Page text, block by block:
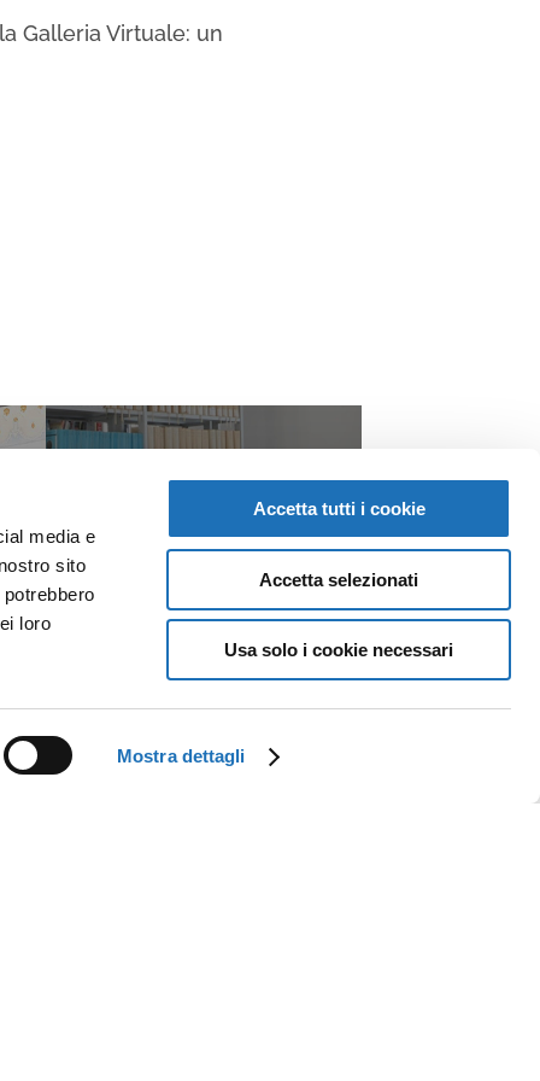
media e
sito
loro
Mostra dettagli
Accetta tutti i cookie
Accetta selezionati
Usa solo i cookie necessari
Galleria Virtuale: un